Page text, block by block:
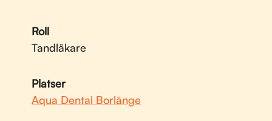
Roll
Tandläkare
Platser
Aqua Dental Borlänge